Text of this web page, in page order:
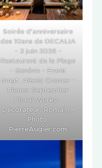
Soirée d’anniversaire
des 10ans de DECALIA
– 3 juin 2026 –
Restaurant de la Plage
– Genève – Event
mngt: Alexia Cramer –
Fleurs: September
Floral Works –
Décorateur: Romain –
Photo:
PierreAugier.com